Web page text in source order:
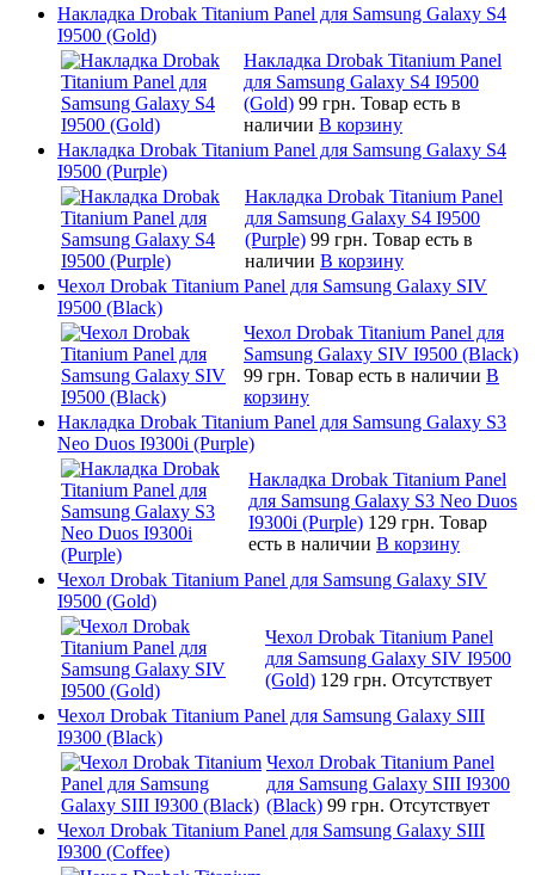
Накладка Drobak Titanium Panel для Samsung Galaxy S4
I9500 (Gold)
Накладка Drobak Titanium Panel
для Samsung Galaxy S4 I9500
(Gold) 99 грн. Товар есть в
наличии В корзину
Накладка Drobak Titanium Panel для Samsung Galaxy S4
I9500 (Purple)
Накладка Drobak Titanium Panel
для Samsung Galaxy S4 I9500
(Purple) 99 грн. Товар есть в
наличии В корзину
Чехол Drobak Titanium Panel для Samsung Galaxy SIV
I9500 (Black)
Чехол Drobak Titanium Panel для
Samsung Galaxy SIV I9500 (Black)
99 грн. Товар есть в наличии В
корзину
Накладка Drobak Titanium Panel для Samsung Galaxy S3
Neo Duos I9300i (Purple)
Накладка Drobak Titanium Panel
для Samsung Galaxy S3 Neo Duos
I9300i (Purple) 129 грн. Товар
есть в наличии В корзину
Чехол Drobak Titanium Panel для Samsung Galaxy SIV
I9500 (Gold)
Чехол Drobak Titanium Panel
для Samsung Galaxy SIV I9500
(Gold) 129 грн. Отсутствует
Чехол Drobak Titanium Panel для Samsung Galaxy SIII
I9300 (Black)
Чехол Drobak Titanium Panel
для Samsung Galaxy SIII I9300
(Black) 99 грн. Отсутствует
Чехол Drobak Titanium Panel для Samsung Galaxy SIII
I9300 (Coffee)